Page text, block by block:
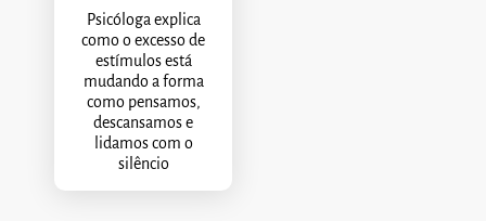
Psicóloga explica
como o excesso de
estímulos está
mudando a forma
como pensamos,
descansamos e
lidamos com o
silêncio